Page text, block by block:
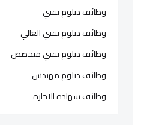
وظائف دبلوم تقني
وظائف دبلوم تقني العالي
وظائف دبلوم تقني متخصص
وظائف دبلوم مهندس
وظائف شهادة الاجازة